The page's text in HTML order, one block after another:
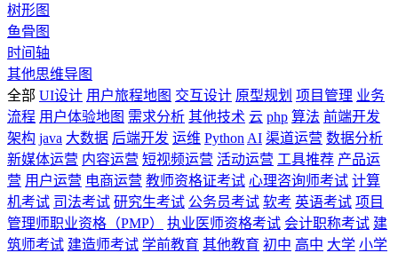
树形图
鱼骨图
时间轴
其他思维导图
全部 UI设计 用户旅程地图 交互设计 原型规划 项目管理 业务
流程 用户体验地图 需求分析 其他技术 云 php 算法 前端开发
架构 java 大数据 后端开发 运维 Python AI 渠道运营 数据分析
新媒体运营 内容运营 短视频运营 活动运营 工具推荐 产品运
营 用户运营 电商运营 教师资格证考试 心理咨询师考试 计算
机考试 司法考试 研究生考试 公务员考试 软考 英语考试 项目
管理师职业资格（PMP）
执业医师资格考试 会计职称考试 建
筑师考试 建造师考试 学前教育 其他教育 初中 高中 大学 小学